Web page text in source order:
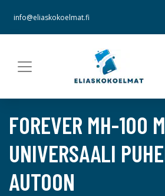
info@eliaskokoelmat.fi
FOREVER MH-100
UNIVERSAALI
AUTOON